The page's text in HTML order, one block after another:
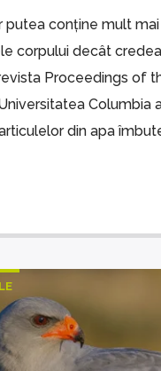
putea conține mult
corpului decât
Proceedings of
din apa